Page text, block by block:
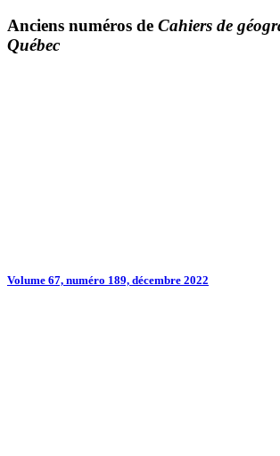
Anciens numéros de Cahiers de
Québec
Volume 67, numéro 189, décembre 2022